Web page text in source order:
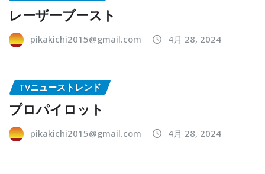
レーザーブースト
pikakichi2015@gmail.com 4月 28, 2024
TVニューストレンド
プロパイロット
pikakichi2015@gmail.com 4月 28, 2024